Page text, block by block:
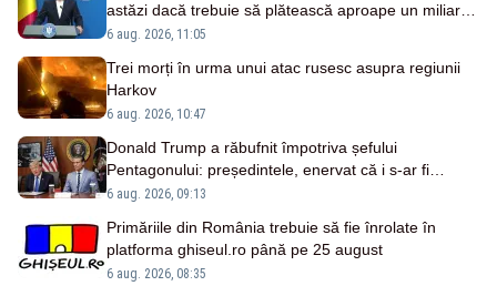
astăzi dacă trebuie să plătească aproape un miliard
de euro grefierilor
6 aug. 2026, 11:05
Trei morți în urma unui atac rusesc asupra regiunii
Harkov
6 aug. 2026, 10:47
Donald Trump a răbufnit împotriva șefului
Pentagonului: președintele, enervat că i s-ar fi
ascuns penuria de rachete – SURSE
6 aug. 2026, 09:13
Primăriile din România trebuie să fie înrolate în
platforma ghiseul.ro până pe 25 august
6 aug. 2026, 08:35